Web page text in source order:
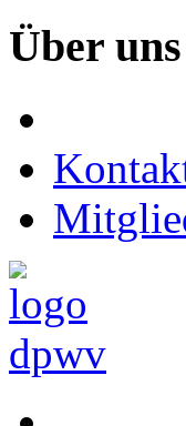
Über uns